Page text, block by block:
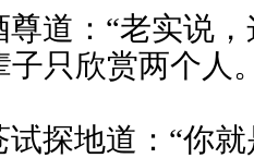
道：“老实说
子只欣赏两个人
探地道：“你就